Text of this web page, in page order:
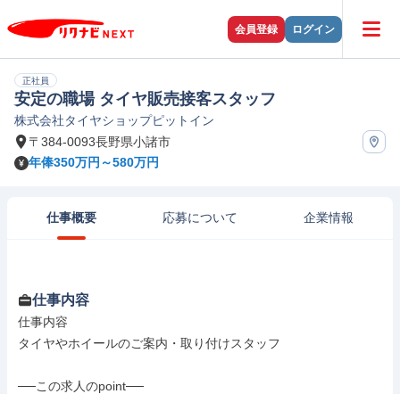
会員登録 ログイン
正社員
安定の職場 タイヤ販売接客スタッフ
株式会社タイヤショップピットイン
〒384-0093長野県小諸市
年俸350万円～580万円
仕事概要 応募について 企業情報
仕事内容
仕事内容
タイヤやホイールのご案内・取り付けスタッフ
──この求人のpoint──